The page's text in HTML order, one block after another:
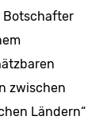
Botschafter
zwischen
Ländern“